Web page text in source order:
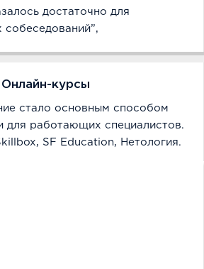
достаточно для
Онлайн-курсы
стало основным способом
для работающих специалистов.
SF Education, Нетология.